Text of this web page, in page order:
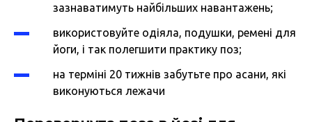
зазнаватимуть найбільших навантажень;
використовуйте одіяла, подушки, ремені для
йоги, і так полегшити практику поз;
на терміні 20 тижнів забутьте про асани, які
виконуються лежачи